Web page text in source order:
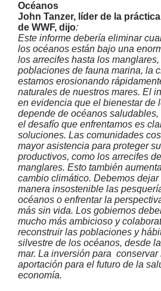
Océanos
John Tanzer, líder de la
de WWF, dijo:
Este informe debería eliminar
los océanos están bajo una
los arrecifes hasta los
poblaciones de fauna marina, la
estamos erosionando
naturales de nuestros mares. El
en evidencia que el bienestar de
depende de océanos
el desafío que enfrentamos es
soluciones. Las comunidades
mayor asistencia para proteger
productivos, como los arrecifes
manglares. Esto también
cambio climático. Debemos
manera insostenible las
océanos o enfrentar la
más sin vida. Los gobiernos
mucho más ambicioso y
reconstruir las poblaciones y
silvestre de los océanos, desde
mar. La inversión para conservar
aportación para el futuro de la
economía.